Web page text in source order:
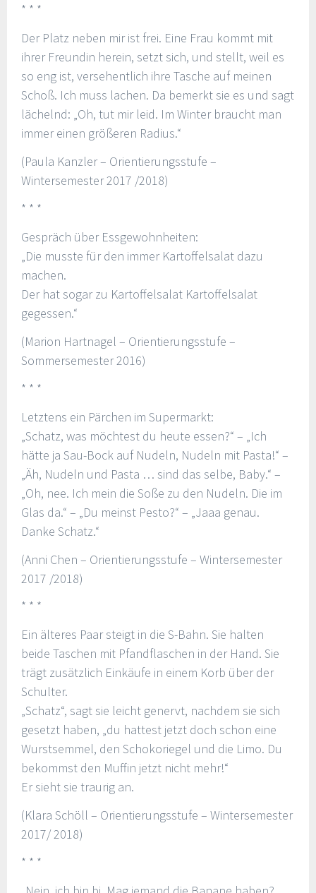
* * *
Der Platz neben mir ist frei. Eine Frau kommt mit
ihrer Freundin herein, setzt sich, und stellt, weil es
so eng ist, versehentlich ihre Tasche auf meinen
Schoß. Ich muss lachen. Da bemerkt sie es und sagt
lächelnd: „Oh, tut mir leid. Im Winter braucht man
immer einen größeren Radius.“
(Paula Kanzler – Orientierungsstufe –
Wintersemester 2017 /2018)
* * *
Gespräch über Essgewohnheiten:
„Die musste für den immer Kartoffelsalat dazu
machen.
Der hat sogar zu Kartoffelsalat Kartoffelsalat
gegessen.“
(Marion Hartnagel – Orientierungsstufe –
Sommersemester 2016)
* * *
Letztens ein Pärchen im Supermarkt:
„Schatz, was möchtest du heute essen?“ – „Ich
hätte ja Sau-Bock auf Nudeln, Nudeln mit Pasta!“ –
„Äh, Nudeln und Pasta … sind das selbe, Baby.“ –
„Oh, nee. Ich mein die Soße zu den Nudeln. Die im
Glas da.“ – „Du meinst Pesto?“ – „Jaaa genau.
Danke Schatz.“
(Anni Chen – Orientierungsstufe – Wintersemester
2017 /2018)
* * *
Ein älteres Paar steigt in die S-Bahn. Sie halten
beide Taschen mit Pfandflaschen in der Hand. Sie
trägt zusätzlich Einkäufe in einem Korb über der
Schulter.
„Schatz“, sagt sie leicht genervt, nachdem sie sich
gesetzt haben, „du hattest jetzt doch schon eine
Wurstsemmel, den Schokoriegel und die Limo. Du
bekommst den Muffin jetzt nicht mehr!“
Er sieht sie traurig an.
(Klara Schöll – Orientierungsstufe – Wintersemester
2017/ 2018)
* * *